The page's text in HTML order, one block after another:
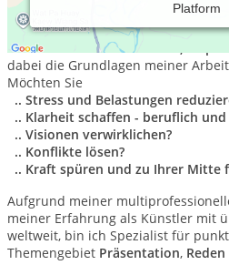
Platform
Ich biete professionelles Coaching
und unterstütze Sie bei derRe-
Ressourcen
Menschlichkeit,
dabei die Grundlagen meiner
Möchten Sie
.. Stress und Belastungen
.. Klarheit schaffen - beruflich
.. Visionen verwirklichen?
.. Konflikte lösen?
.. Kraft spüren und zu Ihrer Mitte
Aufgrund meiner
meiner Erfahrung als Künstler mit
weltweit, bin ich Spezialist für
Themengebiet Präsentation,